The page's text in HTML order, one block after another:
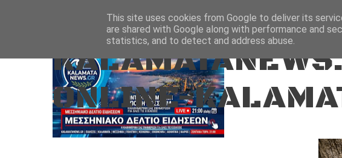
Aug 8, 2026
ONLINE-
This site uses cookies from Google to deliver its
are shared with Google along with performance and
statistics, and to detect and address abuse.